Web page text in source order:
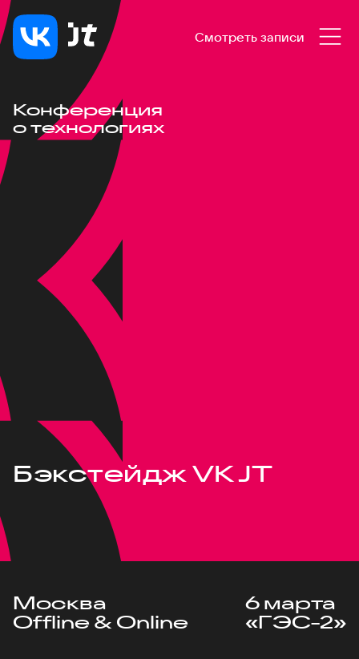
Смотреть записи
Конференция
о технологиях
Бэкстейдж VK JT
Москва
Offline & Online
6 марта
«ГЭС-2»